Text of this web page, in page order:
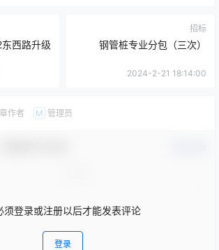
西路升级
招标
钢管桩专业分包（三次）
2024-2-21 18:14:00
作者 M 管理员
须登录或注册以后才能发表评论
登录